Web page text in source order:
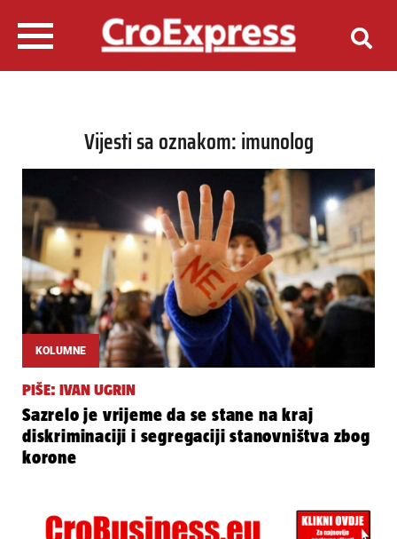
Vijesti sa oznakom: imunolog
KOLUMNE
PIŠE: IVAN UGRIN
Sazrelo je vrijeme da se stane na kraj
diskriminaciji i segregaciji stanovništva zbog
korone